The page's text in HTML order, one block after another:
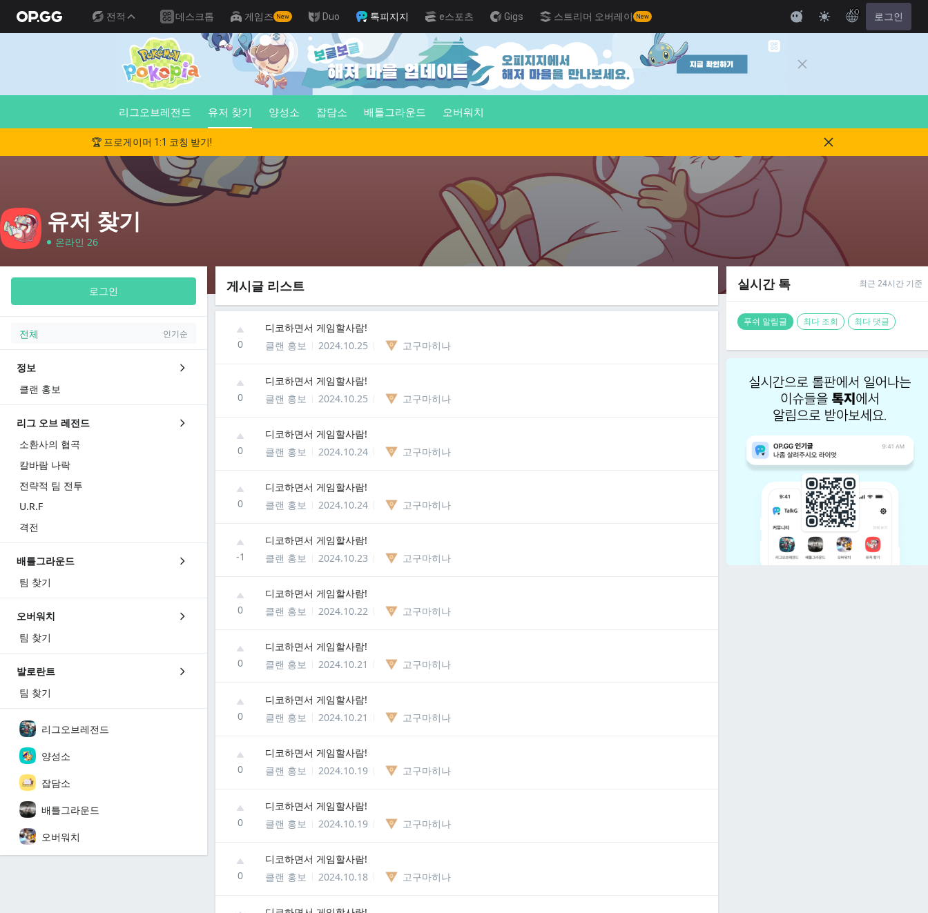
전적 데스크톱 게임즈 New Duo 톡피지지 e스포츠 Gigs 스트리머 오버레이 New
KO 로그인
리그오브레전드 유저 찾기 양성소 잡담소 배틀그라운드 오버워치
🏆 프로게이머 1:1 코칭 받기!
유저 찾기
온라인 26
로그인
전체 인기순
정보
클랜 홍보
리그 오브 레전드
소환사의 협곡
칼바람 나락
전략적 팀 전투
U.R.F
격전
배틀그라운드
팀 찾기
오버워치
팀 찾기
발로란트
팀 찾기
리그오브레전드
양성소
잡담소
배틀그라운드
오버워치
게시글 리스트
0
디코하면서 게임할사람!
클랜 홍보
2024.10.25 고구마히나
0
디코하면서 게임할사람!
클랜 홍보
2024.10.25 고구마히나
0
디코하면서 게임할사람!
클랜 홍보
2024.10.24 고구마히나
0
디코하면서 게임할사람!
클랜 홍보
2024.10.24 고구마히나
-1
디코하면서 게임할사람!
클랜 홍보
2024.10.23 고구마히나
0
디코하면서 게임할사람!
클랜 홍보
2024.10.22 고구마히나
0
디코하면서 게임할사람!
클랜 홍보
2024.10.21 고구마히나
0
디코하면서 게임할사람!
클랜 홍보
2024.10.21 고구마히나
0
디코하면서 게임할사람!
클랜 홍보
2024.10.19 고구마히나
0
디코하면서 게임할사람!
클랜 홍보
2024.10.19 고구마히나
0
디코하면서 게임할사람!
클랜 홍보
2024.10.18 고구마히나
실시간 톡 최근 24시간 기준
푸쉬 알림글 최다 조회 최다 댓글